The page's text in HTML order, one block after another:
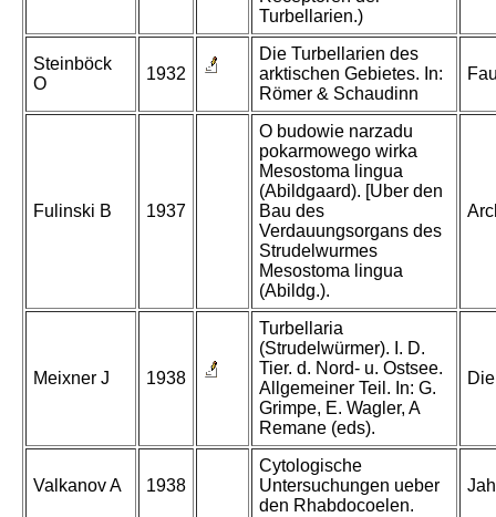
Turbellarien.)
Steinböck
O
1932
Die Turbellarien des
arktischen Gebietes. In:
Römer & Schaudinn
Fulinski B 1937
O budowie narzadu
pokarmowego wirka
Mesostoma lingua
(Abildgaard). [Uber den
Bau des
Verdauungsorgans des
Strudelwurmes
Mesostoma lingua
(Abildg.).
Meixner J 1938
Turbellaria
(Strudelwürmer). I. D.
Tier. d. Nord- u. Ostsee.
Allgemeiner Teil. In: G.
Grimpe, E. Wagler, A
Remane (eds).
Valkanov A 1938
Cytologische
Untersuchungen ueber
den Rhabdocoelen.